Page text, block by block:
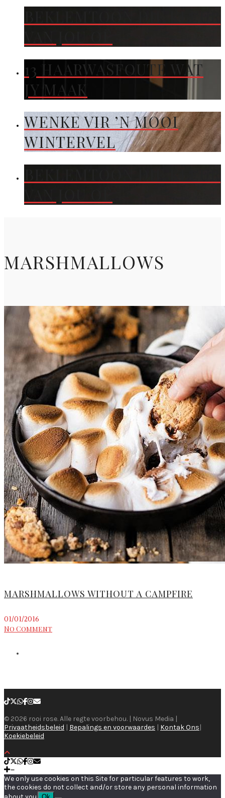
13 HAARWASFOUTE WAT
JY MAAK
WENKE VIR ’N MOOI
WINTERVEL
MARSHMALLOWS
MARSHMALLOWS WITHOUT A CAMPFIRE
01/01/2016
No Comment
© 2026 rooi rose. Alle regte voorbehou. | Novus Media |
Privaatheidsbeleid | Bepalings en voorwaardes | Kontak Ons|
Koekiebeleid
We only use cookies on this Site for particular features to work,
the cookies do not collect and/or store any personal information